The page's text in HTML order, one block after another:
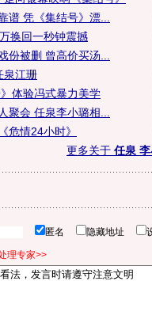
谱 凭《集结号》漂...
换回一秒钟震撼
份被删 曾高价买汤...
泉江珊
体验冯式暴力美学
聚会 任泉李小璐相...
危情24小时》
更多关于 任泉
匿名 隐藏地址
理专家>>